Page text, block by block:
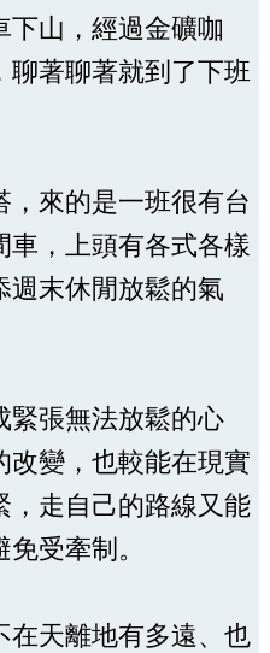
山，經過金礦咖
著聊著就到了下班
來的是一班很有台
，上頭有各式各樣
週末休閒放鬆的氣
緊張無法放鬆的心
變，也較能在現實
走自己的路線又能
受牽制。
在天離地有多遠、也